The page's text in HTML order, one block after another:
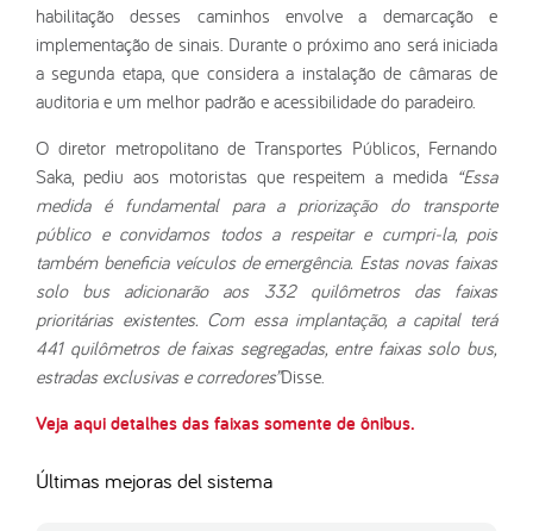
habilitação desses caminhos envolve a demarcação e
implementação de sinais. Durante o próximo ano será iniciada
a segunda etapa, que considera a instalação de câmaras de
auditoria e um melhor padrão e acessibilidade do paradeiro.
O diretor metropolitano de Transportes Públicos, Fernando
Saka, pediu aos motoristas que respeitem a medida “Essa
medida é fundamental para a priorização do transporte
público e convidamos todos a respeitar e cumpri-la, pois
também beneficia veículos de emergência. Estas novas faixas
solo bus adicionarão aos 332 quilômetros das faixas
prioritárias existentes. Com essa implantação, a capital terá
441 quilômetros de faixas segregadas, entre faixas solo bus,
estradas exclusivas e corredores”Disse.
Veja aqui detalhes das faixas somente de ônibus.
Últimas mejoras del sistema